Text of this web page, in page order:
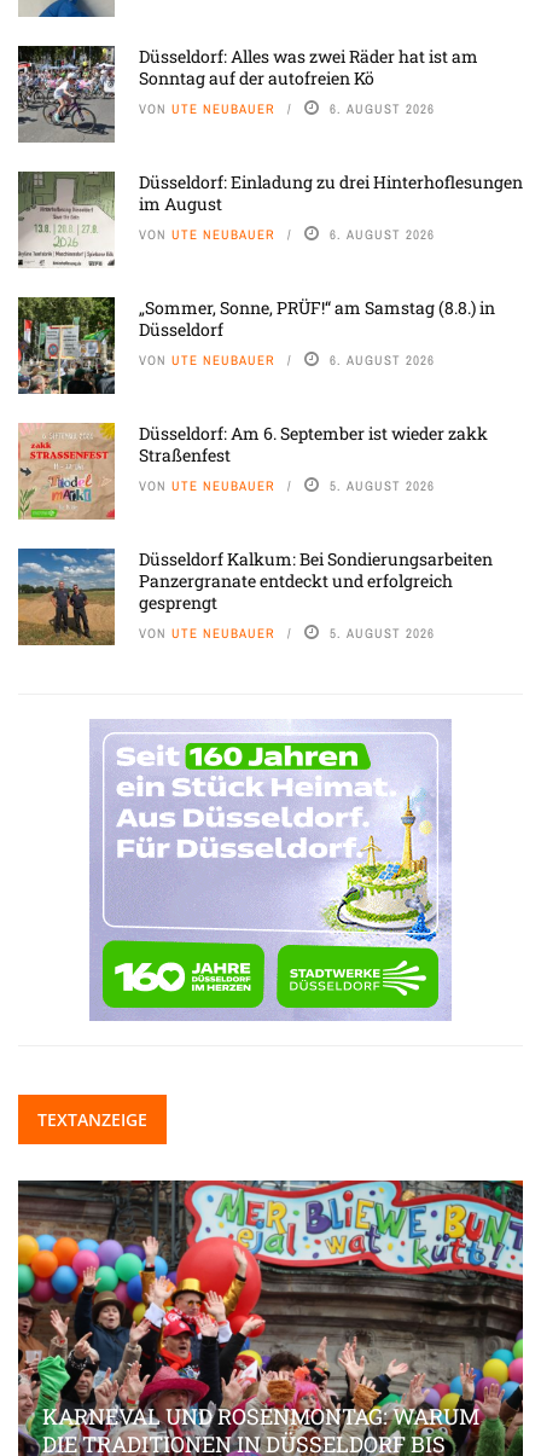
Düsseldorf: Alles was zwei Räder hat ist am
Sonntag auf der autofreien Kö
VON UTE NEUBAUER 6. AUGUST 2026
Düsseldorf: Einladung zu drei Hinterhoflesungen
im August
VON UTE NEUBAUER 6. AUGUST 2026
„Sommer, Sonne, PRÜF!“ am Samstag (8.8.) in
Düsseldorf
VON UTE NEUBAUER 6. AUGUST 2026
Düsseldorf: Am 6. September ist wieder zakk
Straßenfest
VON UTE NEUBAUER 5. AUGUST 2026
Düsseldorf Kalkum: Bei Sondierungsarbeiten
Panzergranate entdeckt und erfolgreich
gesprengt
VON UTE NEUBAUER 5. AUGUST 2026
TEXTANZEIGE
KARNEVAL UND ROSENMONTAG: WARUM
DIE TRADITIONEN IN DÜSSELDORF BIS